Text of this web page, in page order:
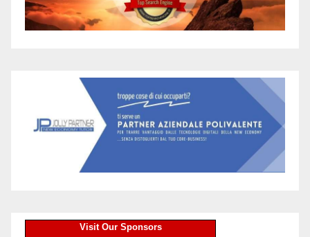
Visit Our Sponsors